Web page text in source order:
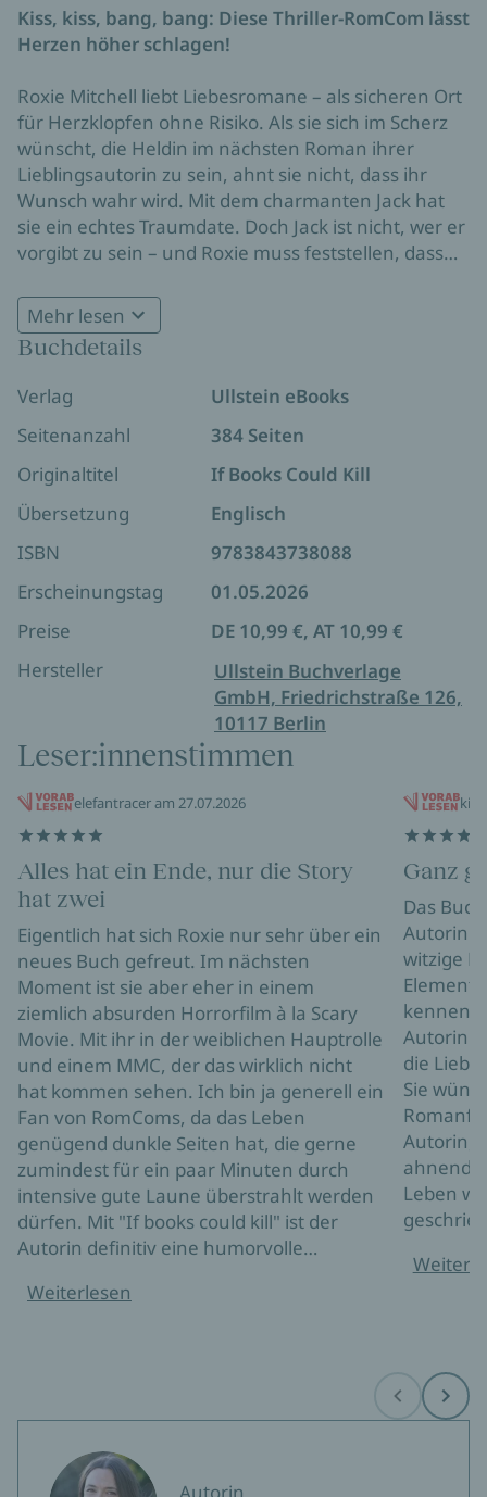
Kiss, kiss, bang, bang: Diese Thriller-RomCom lässt
Herzen höher schlagen!
Roxie Mitchell liebt Liebesromane – als sicheren Ort
für Herzklopfen ohne Risiko. Als sie sich im Scherz
wünscht, die Heldin im nächsten Roman ihrer
Lieblingsautorin zu sein, ahnt sie nicht, dass ihr
Wunsch wahr wird. Mit dem charmanten Jack hat
sie ein echtes Traumdate. Doch Jack ist nicht, wer er
vorgibt zu sein – und Roxie muss feststellen, dass
katapultiert hat und sie plötzlich völlig planlos um
ihr Überleben kämpft. Gemeinsam mit Grant, dem
schüchternen Literaturdozenten, den sie auf der
Flucht trifft, muss sie irgendwie bis zum Ende des
Romans überleben. Und während die Killer ihnen
dicht auf der Spur sind, kommen auch Roxie und
Grant sich immer näher … Ist Roxie am Ende
vielleicht doch in einer Romance gelandet?
Das spannendste Buch für den Sommer: Emily Henry
meets Emily Rudolf. Für alle, die garantiert Herzklopfen
wollen!
Mehr lesen
Buchdetails
Verlag
Ullstein eBooks
Seitenanzahl
384 Seiten
Originaltitel
If Books Could Kill
Übersetzung
Englisch
ISBN
9783843738088
Erscheinungstag
01.05.2026
Preise
DE 10,99 €, AT 10,99 €
Hersteller
Ullstein Buchverlage
GmbH, Friedrichstraße 126,
10117 Berlin
Leser:innenstimmen
elefantracer am 27.07.2026
Alles hat ein Ende, nur die Story
hat zwei
Eigentlich hat sich Roxie nur sehr über ein
neues Buch gefreut. Im nächsten
Moment ist sie aber eher in einem
ziemlich absurden Horrorfilm à la Scary
Movie. Mit ihr in der weiblichen Hauptrolle
und einem MMC, der das wirklich nicht
hat kommen sehen. Ich bin ja generell ein
Fan von RomComs, da das Leben
genügend dunkle Seiten hat, die gerne
zumindest für ein paar Minuten durch
intensive gute Laune überstrahlt werden
dürfen. Mit "If books could kill" ist der
Autorin definitiv eine humorvolle…
Weiterlesen
Ganz
Das
Autorin
witzige
kennen,
Autorin
die
Sie
Autorin,
ahnend
Leben
Before Next